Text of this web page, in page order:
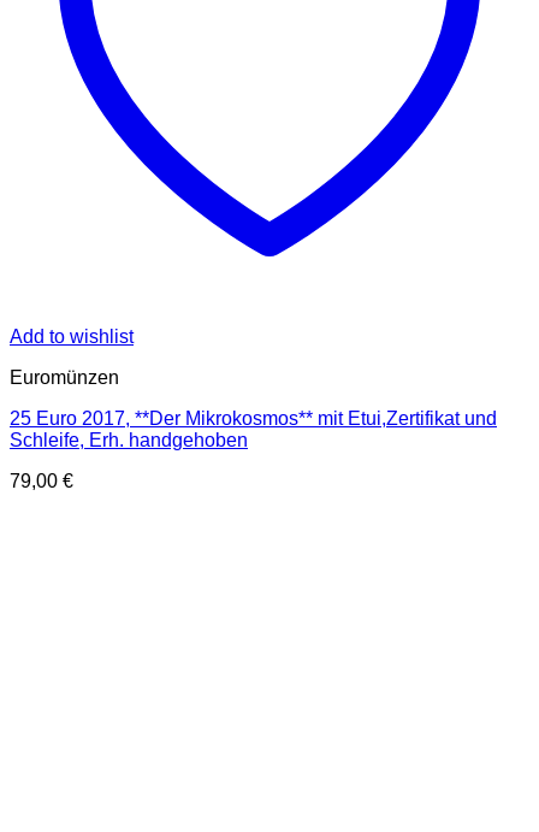
Add to wishlist
Euromünzen
25 Euro 2017, **Der Mikrokosmos** mit Etui,Zertifikat und
Schleife, Erh. handgehoben
79,00 €